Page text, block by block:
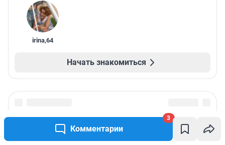
Комментарии
3
irina,64
Начать знакомиться